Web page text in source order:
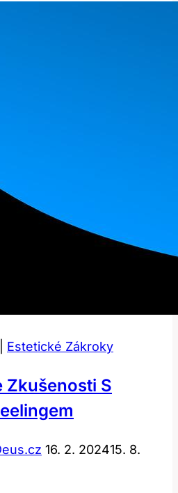
Estetické Zákroky
Zkušenosti S
16. 2. 202415. 8.